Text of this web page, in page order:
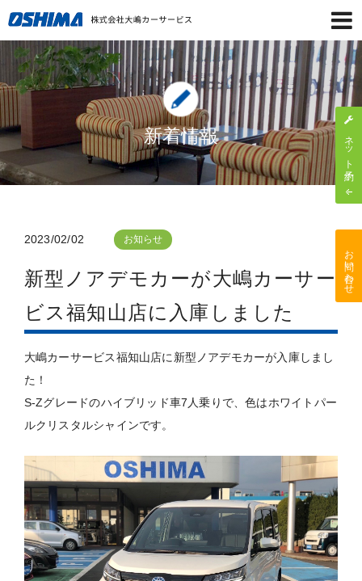
新着情報
2023/02/02 お知らせ
新型ノアデモカーが大嶋カーサー
ビス福知山店に入庫しました
大嶋カーサービス福知山店に新型ノアデモカーが入庫しまし
た！
S-Zグレードのハイブリッド車7人乗りで、色はホワイトパー
ルクリスタルシャインです。
ネット予約
お問い合わせ